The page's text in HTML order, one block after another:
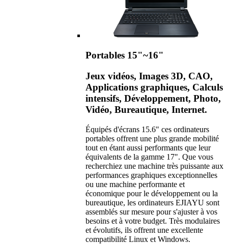
Portables 15"~16"
Jeux vidéos, Images 3D, CAO,
Applications graphiques, Calculs
intensifs, Développement, Photo,
Vidéo, Bureautique, Internet.
Équipés d'écrans 15.6" ces ordinateurs
portables offrent une plus grande mobilité
tout en étant aussi performants que leur
équivalents de la gamme 17". Que vous
recherchiez une machine très puissante aux
performances graphiques exceptionnelles
ou une machine performante et
économique pour le développement ou la
bureautique, les ordinateurs EJIAYU sont
assemblés sur mesure pour s'ajuster à vos
besoins et à votre budget. Très modulaires
et évolutifs, ils offrent une excellente
compatibilité Linux et Windows.